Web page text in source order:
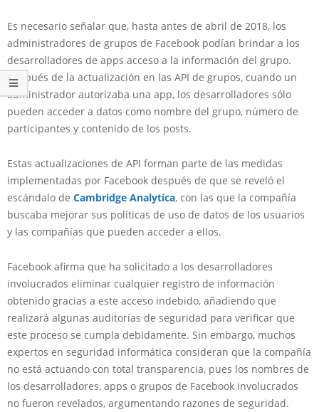
Es necesario señalar que, hasta antes de abril de 2018, los
administradores de grupos de Facebook podían brindar a los
desarrolladores de apps acceso a la información del grupo.
Después de la actualización en las API de grupos, cuando un
administrador autorizaba una app, los desarrolladores sólo
pueden acceder a datos como nombre del grupo, número de
participantes y contenido de los posts.
Estas actualizaciones de API forman parte de las medidas
implementadas por Facebook después de que se reveló el
escándalo de Cambridge Analytica, con las que la compañía
buscaba mejorar sus políticas de uso de datos de los usuarios
y las compañías que pueden acceder a ellos.
Facebook afirma que ha solicitado a los desarrolladores
involucrados eliminar cualquier registro de información
obtenido gracias a este acceso indebido, añadiendo que
realizará algunas auditorías de seguridad para verificar que
este proceso se cumpla debidamente. Sin embargo, muchos
expertos en seguridad informática consideran que la compañía
no está actuando con total transparencia, pues los nombres de
los desarrolladores, apps o grupos de Facebook involucrados
no fueron revelados, argumentando razones de seguridad.